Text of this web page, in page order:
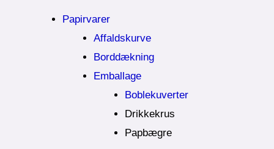
Papirvarer
Affaldskurve
Borddækning
Emballage
Boblekuverter
Drikkekrus
Papbægre